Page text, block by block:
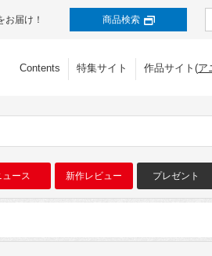
届け！ 商品検索
Contents 特集サイト 作品サイト(ア
ュース 新作レビュー プレゼント